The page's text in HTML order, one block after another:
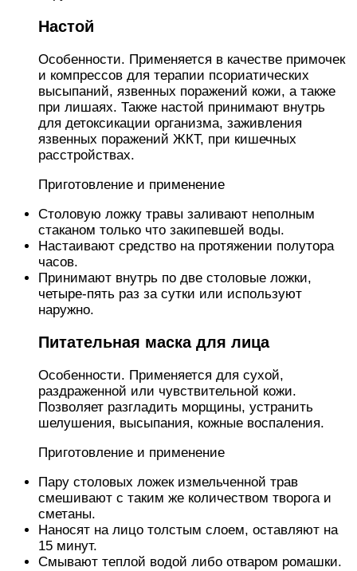
Настой
Особенности. Применяется в качестве примочек
и компрессов для терапии псориатических
высыпаний, язвенных поражений кожи, а также
при лишаях. Также настой принимают внутрь
для детоксикации организма, заживления
язвенных поражений ЖКТ, при кишечных
расстройствах.
Приготовление и применение
Столовую ложку травы заливают неполным
стаканом только что закипевшей воды.
Настаивают средство на протяжении полутора
часов.
Принимают внутрь по две столовые ложки,
четыре-пять раз за сутки или используют
наружно.
Питательная маска для лица
Особенности. Применяется для сухой,
раздраженной или чувствительной кожи.
Позволяет разгладить морщины, устранить
шелушения, высыпания, кожные воспаления.
Приготовление и применение
Пару столовых ложек измельченной трав
смешивают с таким же количеством творога и
сметаны.
Наносят на лицо толстым слоем, оставляют на
15 минут.
Смывают теплой водой либо отваром ромашки.